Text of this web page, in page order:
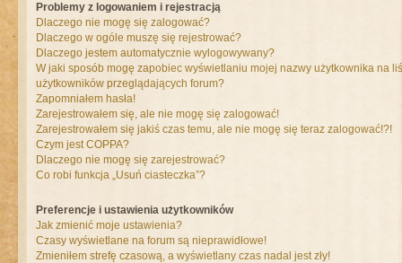
Problemy z logowaniem i rejestracją
Dlaczego nie mogę się zalogować?
Dlaczego w ogóle muszę się rejestrować?
Dlaczego jestem automatycznie wylogowywany?
W jaki sposób mogę zapobiec wyświetlaniu mojej nazwy użytkownika na
użytkowników przeglądających forum?
Zapomniałem hasła!
Zarejestrowałem się, ale nie mogę się zalogować!
Zarejestrowałem się jakiś czas temu, ale nie mogę się teraz zalogować!?!
Czym jest COPPA?
Dlaczego nie mogę się zarejestrować?
Co robi funkcja „Usuń ciasteczka”?
Preferencje i ustawienia użytkowników
Jak zmienić moje ustawienia?
Czasy wyświetlane na forum są nieprawidłowe!
Zmieniłem strefę czasową, a wyświetlany czas nadal jest zły!